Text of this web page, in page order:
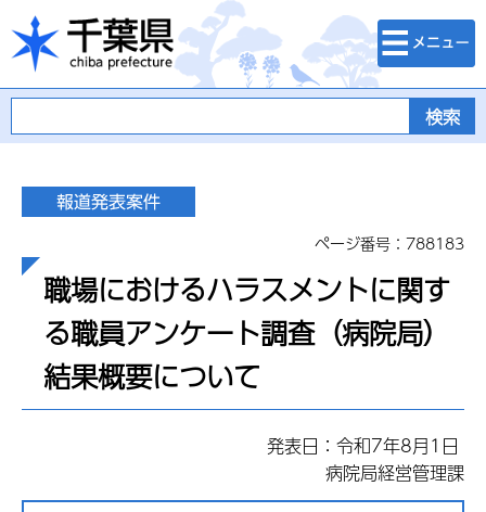
千葉県
検索・メニュ
ー
ページ番号：788183
職場におけるハラスメントに関す
る職員アンケート調査（病院局）
結果概要について
発表日：令和7年8月1日
病院局経営管理課